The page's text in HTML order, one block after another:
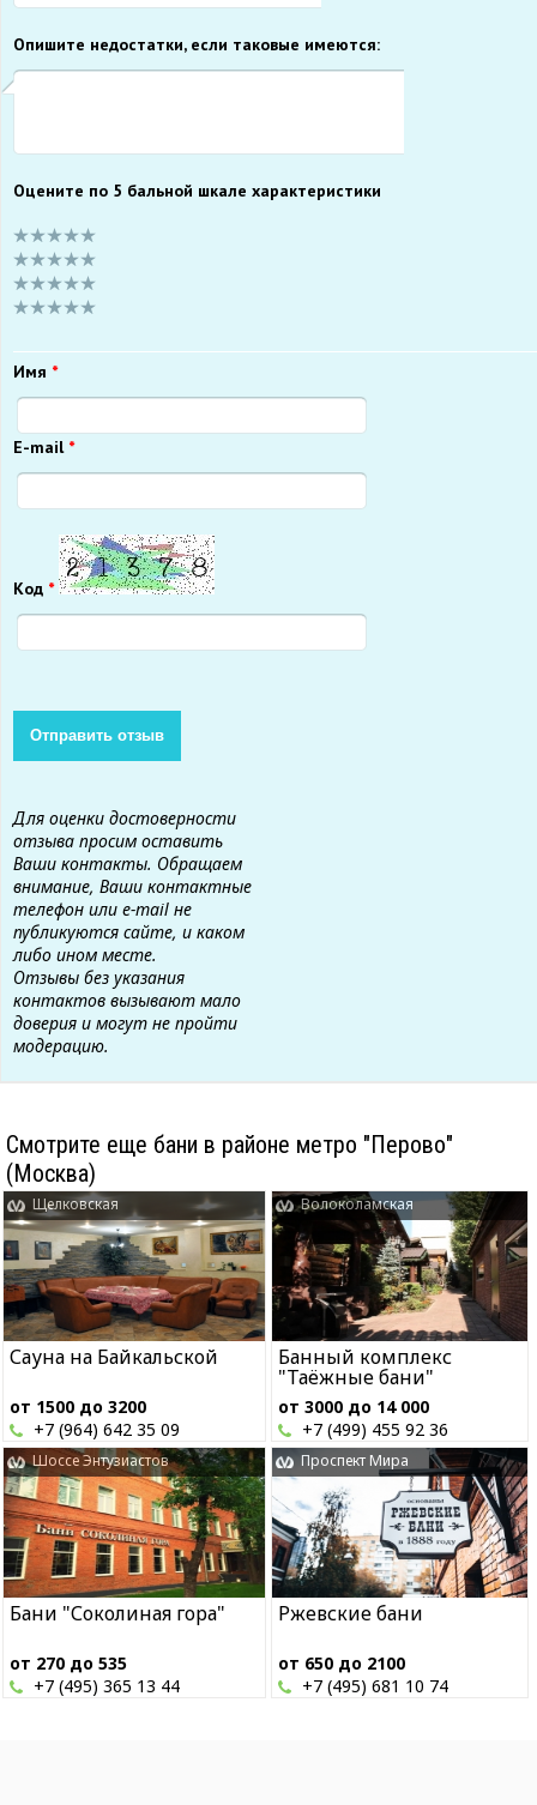
Опишите недостатки, если таковые имеются:
Оцените по 5 бальной шкале характеристики
Имя *
E-mail *
Код *
Для оценки достоверности
отзыва просим оставить
Ваши контакты. Обращаем
внимание, Ваши контактные
телефон или e-mail не
публикуются сайте, и каком
либо ином месте.
Отзывы без указания
контактов вызывают мало
доверия и могут не пройти
модерацию.
Смотрите еще бани в районе метро "Перово"
(Москва)
Сауна на Байкальской
от 1500 до 3200
Щелковская
+7 (964) 642 35 09
Банный комплекс
"Таёжные бани"
от 3000 до 14 000
Волоколамская
+7 (499) 455 92 36
Бани "Соколиная гора"
от 270 до 535
Шоссе Энтузиастов
+7 (495) 365 13 44
Ржевские бани
от 650 до 2100
Проспект Мира
+7 (495) 681 10 74